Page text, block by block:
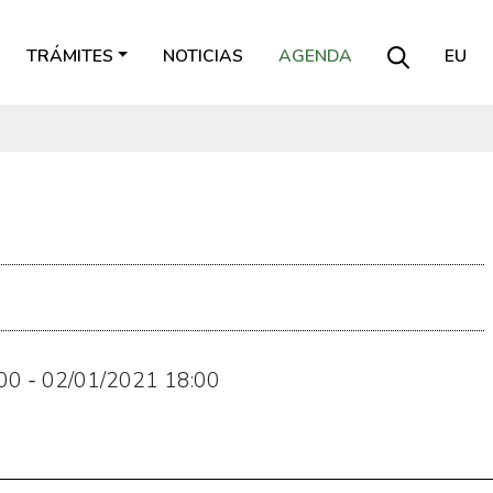
TRÁMITES NOTICIAS AGENDA EU
- 02/01/2021 18:00